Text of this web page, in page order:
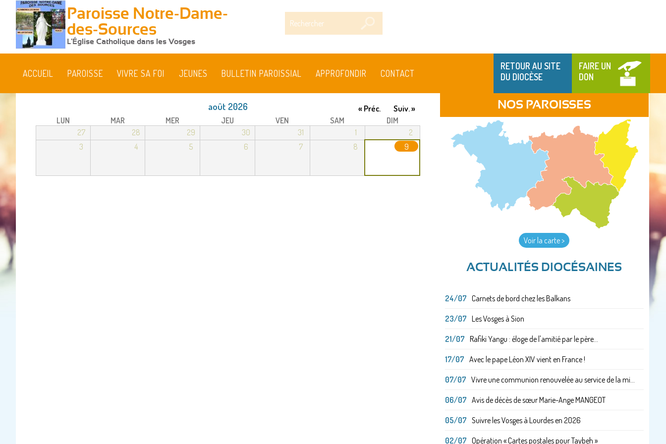
Paroisse Notre-Dame-
des-Sources
L'Église Catholique dans les Vosges
RETOUR AU SITE
DU DIOCÈSE
FAIRE UN
DON
ACCUEIL PAROISSE VIVRE SA FOI JEUNES BULLETIN PAROISSIAL APPROFONDIR CONTACT
août 2026 « Préc. Suiv. »
LUN MAR MER JEU VEN SAM
DIM
27
28 29 30 31 1
2
3
4 5 6 7 8 9
NOS PAROISSES
Voir la carte >
ACTUALITÉS DIOCÉSAINES
24/07 Carnets de bord chez les Balkans
23/07 Les Vosges à Sion
21/07 Rafiki Yangu : éloge de l'amitié par le père...
17/07 Avec le pape Léon XIV vient en France !
07/07 Vivre une communion renouvelée au service de la mi...
06/07 Avis de décès de sœur Marie-Ange MANGEOT
05/07 Suivre les Vosges à Lourdes en 2026
02/07 Opération « Cartes postales pour Taybeh »